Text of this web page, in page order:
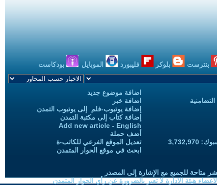
بنترست بلوكر فليبورد الموبايل بودكاست
اضافة موضوع جديد
اضافة خبر
إضافة يوتيوب-فلم إلى يوتيوب التمدن
إضافة كتاب إلى مكتبة التمدن
Add new article - English
أضف حملة
تعديل الموقع الفرعي للكاتب-ة
ابحث في موقع الحوار المتمدن
متاحة للجميع مع الإشارة إلى المصدر
هيئة الادارة لا تعبر بالضرورة عن رأي الحوار المتمدن